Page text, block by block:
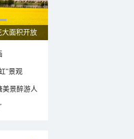
大面积开放
”景观
美景醉游人